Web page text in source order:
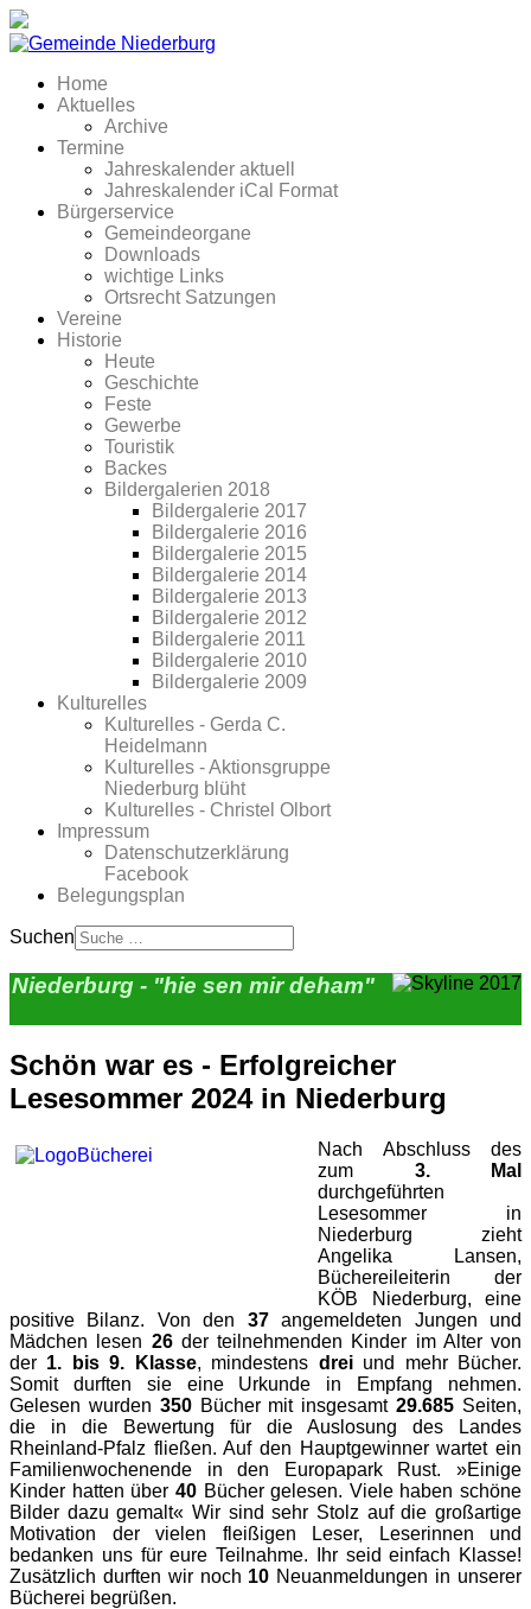
Home
Aktuelles
Archive
Termine
Jahreskalender aktuell
Jahreskalender iCal Format
Bürgerservice
Gemeindeorgane
Downloads
wichtige Links
Ortsrecht Satzungen
Vereine
Historie
Heute
Geschichte
Feste
Gewerbe
Touristik
Backes
Bildergalerien 2018
Bildergalerie 2017
Bildergalerie 2016
Bildergalerie 2015
Bildergalerie 2014
Bildergalerie 2013
Bildergalerie 2012
Bildergalerie 2011
Bildergalerie 2010
Bildergalerie 2009
Kulturelles
Kulturelles - Gerda C.
Heidelmann
Kulturelles - Aktionsgruppe
Niederburg blüht
Kulturelles - Christel Olbort
Impressum
Datenschutzerklärung
Facebook
Belegungsplan
Suchen
Niederburg - "hie sen mir deham"
Schön war es - Erfolgreicher
Lesesommer 2024 in Niederburg
Nach Abschluss des
zum 3.
Mal
durchgeführten
Lesesommer in
Niederburg zieht
Angelika Lansen,
Büchereileiterin der
KÖB Niederburg, eine
positive Bilanz. Von den 37angemeldeten Jungen und
Mädchen lesen 26der teilnehmenden Kinder im Alter von
der 1. bis 9. Klasse, mindestens drei und mehr Bücher.
Somit durften sie eine Urkunde in Empfang nehmen.
Gelesen wurden 350Bücher mit insgesamt29.685 Seiten,
die in die Bewertung für die Auslosung des Landes
Rheinland-Pfalz fließen. Auf den Hauptgewinner wartet ein
Familienwochenende in den Europapark Rust. »Einige
Kinder hatten über 40Bücher gelesen. Viele haben schöne
Bilder dazu gemalt« Wir sind sehr Stolz auf die großartige
Motivation der vielen fleißigen Leser, Leserinnen und
bedanken uns für eure Teilnahme. Ihr seid einfach Klasse!
Zusätzlich durften wir noch 10 Neuanmeldungen in unserer
Bücherei begrüßen.